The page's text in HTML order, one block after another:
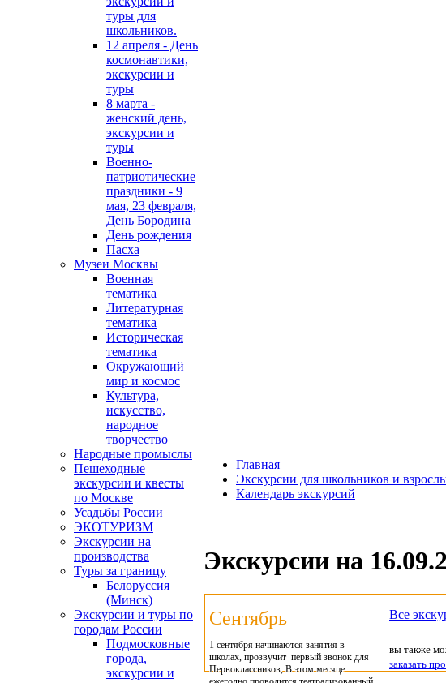
туры для
школьников.
12 апреля - День
космонавтики,
экскурсии и
туры
8 марта -
женский день,
экскурсии и
туры
Военно-
патриотические
праздники - 9
мая, 23 февраля,
День Бородина
День рождения
Пасха
Музеи Москвы
Военная
тематика
Литературная
тематика
Историческая
тематика
Окружающий
мир и космос
Культура,
искусство,
народное
творчество
Народные промыслы
Пешеходные
экскурсии и квесты
по Москве
Усадьбы России
ЭКОТУРИЗМ
Экскурсии на
производства
Туры за границу
Белоруссия
(Минск)
Экскурсии и туры по
городам России
Подмосковные
города,
экскурсии и
Главная
Экскурсии для школьников и
Календарь экскурсий
Экскурсии на
Сентябрь
1 сентября начинаются занятия в
школах, прозвучит первый звонок для
Первоклассников, В этом месяце
Все
вы также
заказать